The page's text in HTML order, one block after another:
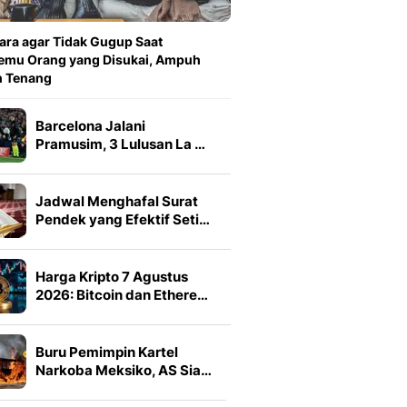
agar Tidak Gugup Saat
Orang yang Disukai, Ampuh
Tenang
Barcelona Jalani
Pramusim, 3 Lulusan La …
Jadwal Menghafal Surat
Pendek yang Efektif Seti…
Harga Kripto 7 Agustus
2026: Bitcoin dan Ethere…
Buru Pemimpin Kartel
Narkoba Meksiko, AS Sia…